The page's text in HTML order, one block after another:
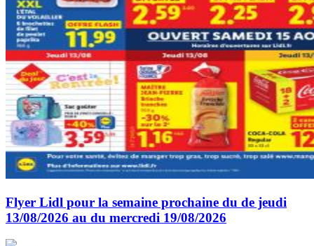
Flyer Lidl pour la semaine prochaine du de jeudi
13/08/2026 au du mercredi 19/08/2026